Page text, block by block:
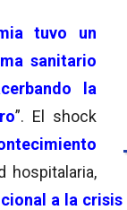
tuvo un
sanitario
la
”. El shock
hospitalaria,
a la crisis